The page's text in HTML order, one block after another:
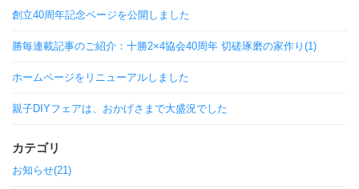
創立40周年記念ページを公開しました
勝毎連載記事のご紹介：十勝2×4協会40周年 切磋琢磨の家作り(1)
ホームページをリニューアルしました
親子DIYフェアは、おかげさまで大盛況でした
カテゴリ
お知らせ(21)